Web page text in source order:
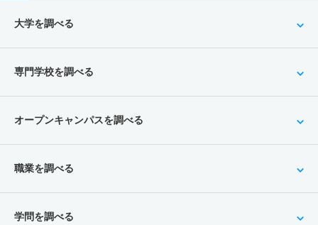
大学を調べる
専門学校を調べる
オープンキャンパスを調べる
職業を調べる
学問を調べる